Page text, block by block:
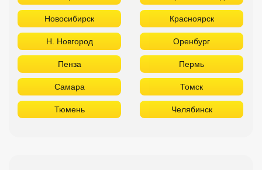
Новосибирск Красноярск
Н. Новгород Оренбург
Пенза Пермь
Самара Томск
Тюмень Челябинск